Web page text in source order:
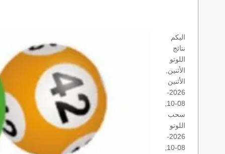
اليكم
نتائج
اللوتو
الأثنين,
الأثنين
2026-
سحب
اللوتو
2026-